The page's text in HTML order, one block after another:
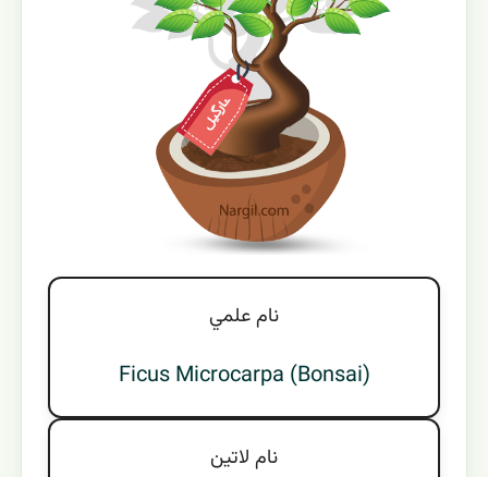
نام علمي
Ficus Microcarpa (Bonsai)
نام لاتين